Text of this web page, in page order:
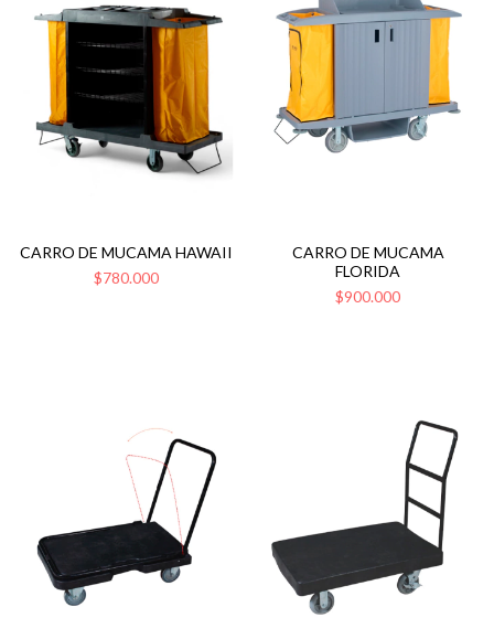
CARRO DE MUCAMA HAWAII
$780.000
CARRO DE MUCAMA
FLORIDA
$900.000